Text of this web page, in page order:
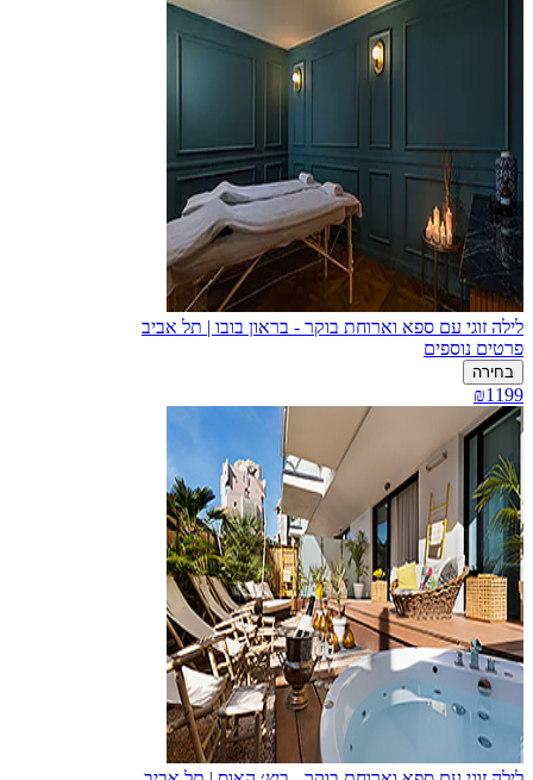
לילה זוגי עם ספא וארוחת בוקר - בראון בובו | תל אביב
פרטים נוספים
בחירה
₪1199